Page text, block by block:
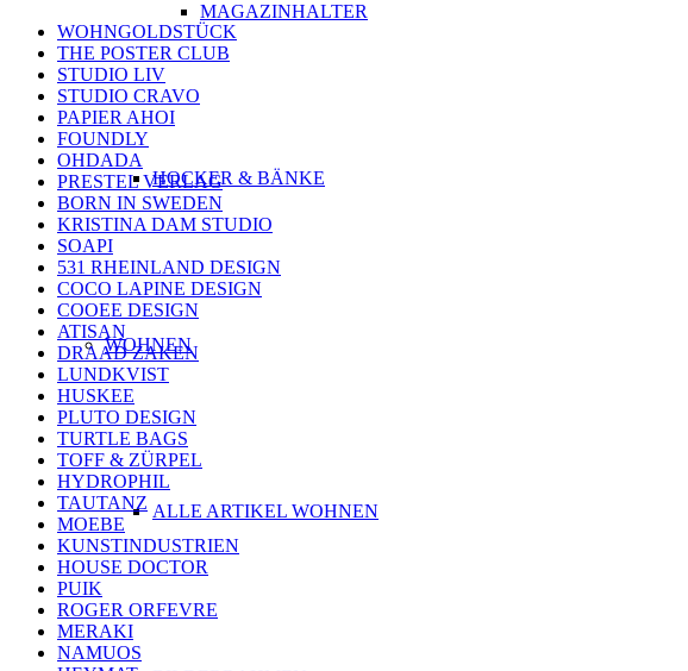
MAGAZINHALTER
HOCKER & BÄNKE
WOHNEN
ALLE ARTIKEL WOHNEN
WOHNGOLDSTÜCK
THE POSTER CLUB
STUDIO LIV
STUDIO CRAVO
PAPIER AHOI
FOUNDLY
OHDADA
PRESTEL VERLAG
BORN IN SWEDEN
KRISTINA DAM STUDIO
SOAPI
531 RHEINLAND DESIGN
COCO LAPINE DESIGN
COOEE DESIGN
ATISAN
DRAAD ZAKEN
LUNDKVIST
HUSKEE
PLUTO DESIGN
TURTLE BAGS
TOFF & ZÜRPEL
HYDROPHIL
TAUTANZ
MOEBE
KUNSTINDUSTRIEN
HOUSE DOCTOR
PUIK
ROGER ORFEVRE
MERAKI
NAMUOS